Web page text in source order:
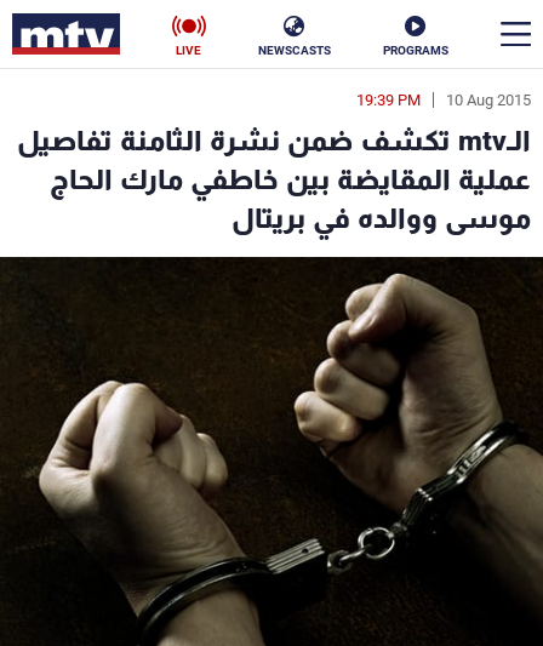
PROGRAMS
NEWSCASTS
LIVE
10 Aug 2015
19:39 PM
الـmtv تكشف ضمن نشرة الثامنة تفاصيل
عملية المقايضة بين خاطفي مارك الحاج
موسى ووالده في بريتال
en
الأخبار
سياسة ناس
منوعات
كأس العالم
البرامج
جدول البرامج